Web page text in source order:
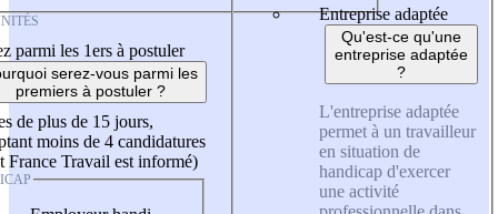
parmi les 1ers à postuler
serez-vous parmi les
premiers à postuler ?
de plus de 15 jours,
moins de 4 candidatures
France Travail est informé)
Entreprise adaptée
Qu'est-ce qu'une
entreprise adaptée
?
L'entreprise adaptée
permet à un travailleur
en situation de
handicap d'exercer
une activité